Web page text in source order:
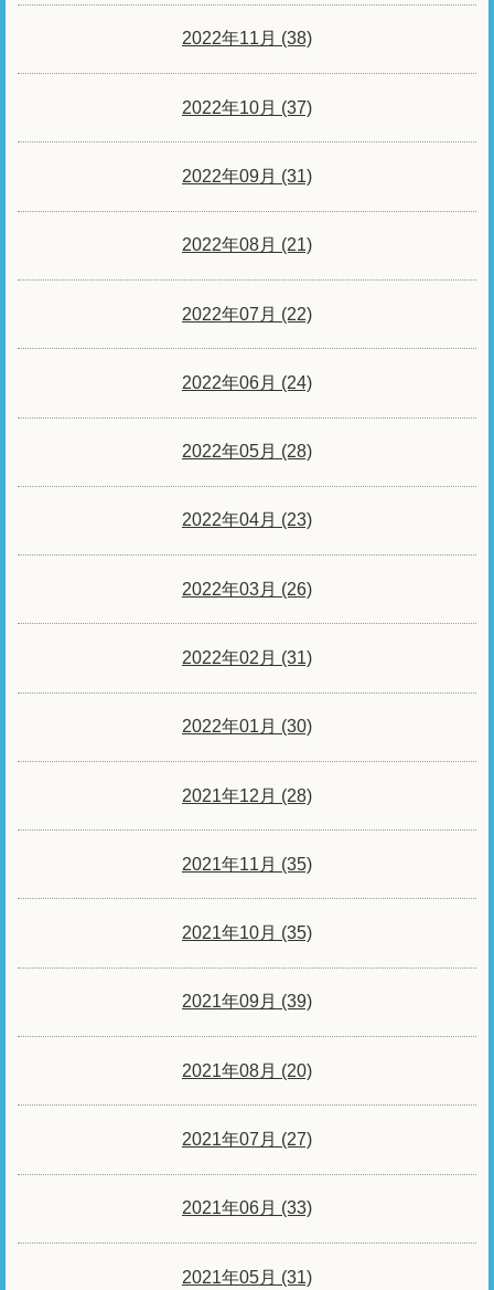
2022年11月 (38)
2022年10月 (37)
2022年09月 (31)
2022年08月 (21)
2022年07月 (22)
2022年06月 (24)
2022年05月 (28)
2022年04月 (23)
2022年03月 (26)
2022年02月 (31)
2022年01月 (30)
2021年12月 (28)
2021年11月 (35)
2021年10月 (35)
2021年09月 (39)
2021年08月 (20)
2021年07月 (27)
2021年06月 (33)
2021年05月 (31)